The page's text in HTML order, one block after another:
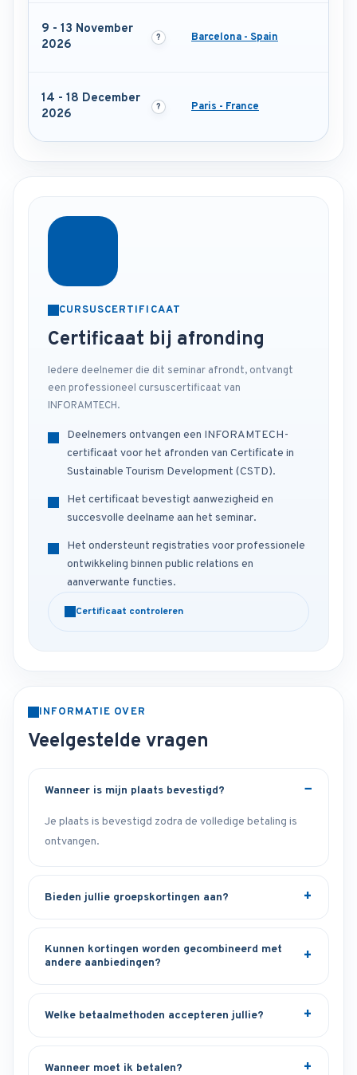
9 - 13 November
2026
Barcelona - Spain
14 - 18 December
2026
Paris - France
CURSUSCERTIFICAAT
Certificaat bij afronding
Iedere deelnemer die dit seminar afrondt, ontvangt
een professioneel cursuscertificaat van
INFORAMTECH.
Deelnemers ontvangen een INFORAMTECH-
certificaat voor het afronden van Certificate in
Sustainable Tourism Development (CSTD).
Het certificaat bevestigt aanwezigheid en
succesvolle deelname aan het seminar.
Het ondersteunt registraties voor professionele
ontwikkeling binnen public relations en
aanverwante functies.
Certificaat controleren
INFORMATIE OVER
Veelgestelde vragen
Wanneer is mijn plaats bevestigd?
Je plaats is bevestigd zodra de volledige betaling is
ontvangen.
Bieden jullie groepskortingen aan?
Kunnen kortingen worden gecombineerd met
andere aanbiedingen?
Welke betaalmethoden accepteren jullie?
Wanneer moet ik betalen?